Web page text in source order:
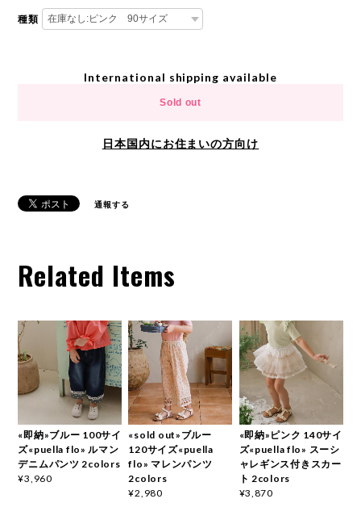
種類
International shipping available
Sold out
日本国内にお住まいの方向け
通報する
Related Items
«即納»ブルー 100サイ
ズ«puella flo» ルマン
デニムパンツ 2colors
¥3,960
«sold out»ブルー
120サイズ«puella
flo» マレンパンツ
2colors
¥2,980
«即納»ピンク 140サイ
ズ«puella flo» スーシ
ャレギンス付きスカー
ト 2colors
¥3,870